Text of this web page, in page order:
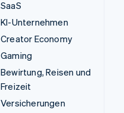
SaaS
KI-Unternehmen
Creator Economy
Gaming
Bewirtung, Reisen und
Freizeit
Versicherungen